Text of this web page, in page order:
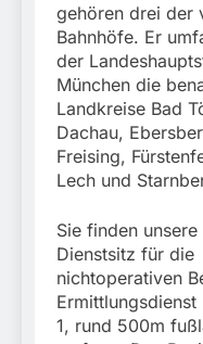
gehören drei der
Bahnhöfe. Er
der
München die
Landkreise Bad
Dachau,
Freising,
Lech und
Sie finden
Dienstsitz für die
nichtoperativen
1, rund 500m